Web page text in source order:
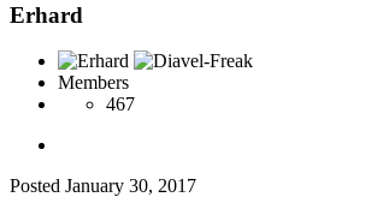
Erhard
Members
467
Posted January 30, 2017